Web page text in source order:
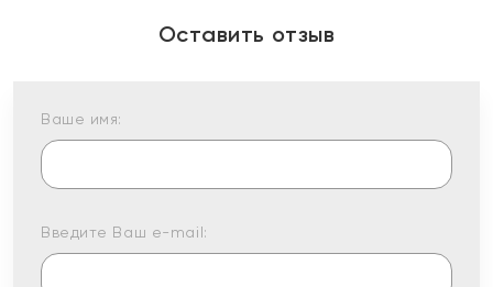
Оставить отзыв
Ваше имя:
Введите Ваш e-mail: